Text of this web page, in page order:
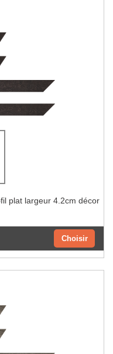
plat largeur 4.2cm décor
Choisir